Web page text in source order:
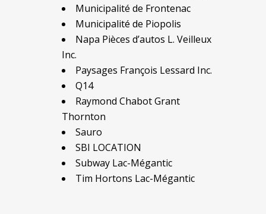
Municipalité de Frontenac
Municipalité de Piopolis
Napa Pièces d’autos L. Veilleux
Inc.
Paysages François Lessard Inc.
Q14
Raymond Chabot Grant
Thornton
Sauro
SBI LOCATION
Subway Lac-Mégantic
Tim Hortons Lac-Mégantic